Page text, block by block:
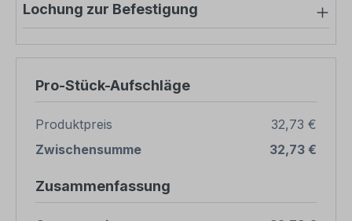
Lochung zur Befestigung
Pro-Stück-Aufschläge
Produktpreis
32,73 €
Zwischensumme
32,73 €
Zusammenfassung